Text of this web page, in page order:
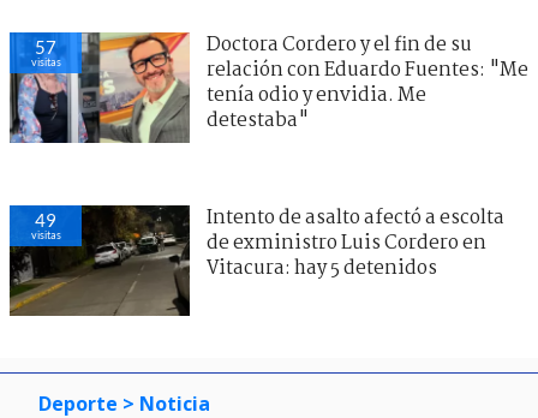
57
visitas
Doctora Cordero y el fin de su
relación con Eduardo Fuentes: "Me
tenía odio y envidia. Me
detestaba"
49
visitas
Intento de asalto afectó a escolta
de exministro Luis Cordero en
Vitacura: hay 5 detenidos
Deporte > Noticia